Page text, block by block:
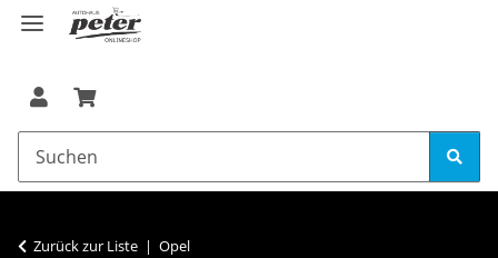
Zurück zur Liste Opel